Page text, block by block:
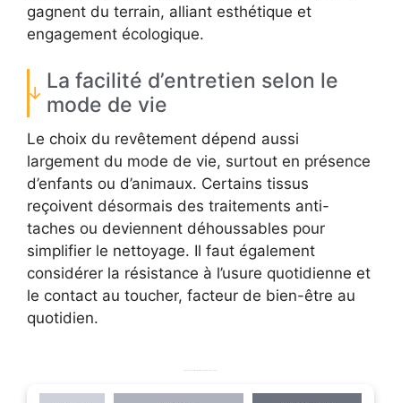
gagnent du terrain, alliant esthétique et
engagement écologique.
La facilité d’entretien selon le
mode de vie
Le choix du revêtement dépend aussi
largement du mode de vie, surtout en présence
d’enfants ou d’animaux. Certains tissus
reçoivent désormais des traitements anti-
taches ou deviennent déhoussables pour
simplifier le nettoyage. Il faut également
considérer la résistance à l’usure quotidienne et
le contact au toucher, facteur de bien-être au
quotidien.